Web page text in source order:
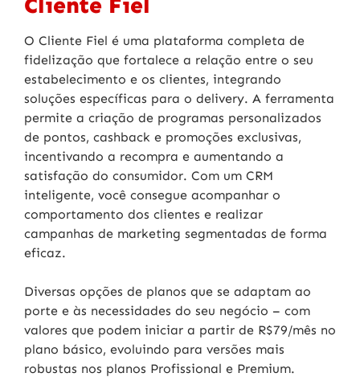
O Cliente Fiel é uma plataforma completa de
fidelização que fortalece a relação entre o seu
estabelecimento e os clientes, integrando
soluções específicas para o delivery. A ferramenta
permite a criação de programas personalizados
de pontos, cashback e promoções exclusivas,
incentivando a recompra e aumentando a
satisfação do consumidor. Com um CRM
inteligente, você consegue acompanhar o
comportamento dos clientes e realizar
campanhas de marketing segmentadas de forma
eficaz.
Diversas opções de planos que se adaptam ao
porte e às necessidades do seu negócio – com
valores que podem iniciar a partir de R$79/mês no
plano básico, evoluindo para versões mais
robustas nos planos Profissional e Premium.